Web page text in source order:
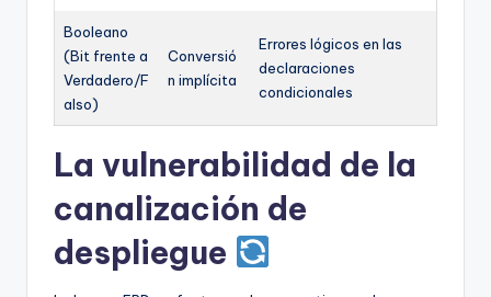
Booleano
(Bit frente a
Verdadero/F
also)
Conversió
n implícita
Errores lógicos en las
declaraciones
condicionales
La vulnerabilidad de la
canalización de
despliegue